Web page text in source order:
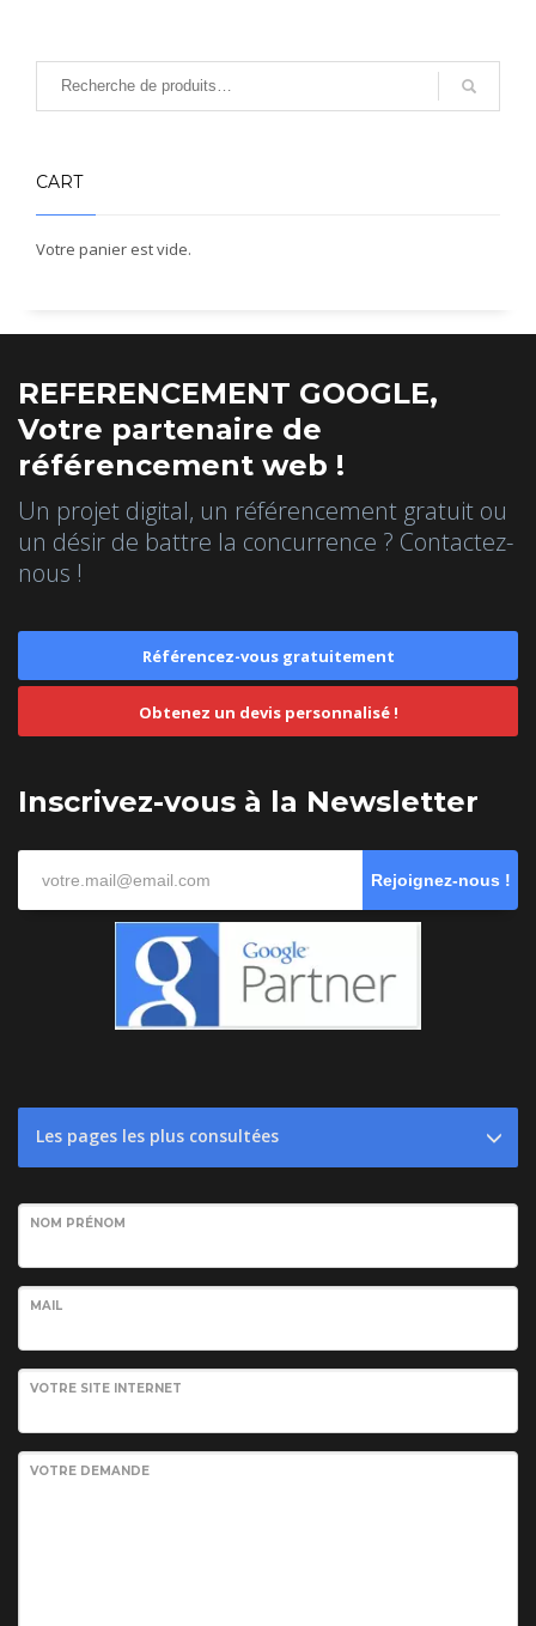
CART
Votre panier est vide.
REFERENCEMENT GOOGLE,
Votre partenaire de
référencement web !
Un projet digital, un référencement gratuit ou
un désir de battre la concurrence ? Contactez-
nous !
Référencez-vous gratuitement
Obtenez un devis personnalisé !
Inscrivez-vous à la Newsletter
Rejoignez-nous !
Les pages les plus consultées
NOM PRÉNOM
MAIL
VOTRE SITE INTERNET
VOTRE DEMANDE